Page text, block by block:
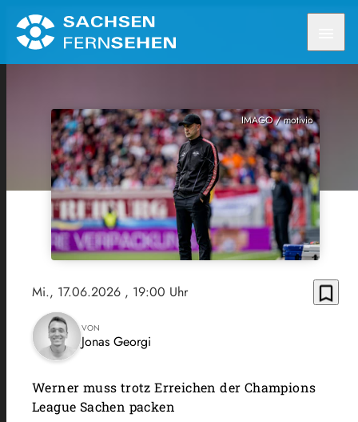
IMAGO / motivio
Mi., 17.06.2026 , 19:00 Uhr bookmark_border
VON
Jonas Georgi
Werner muss trotz Erreichen der Champions
League Sachen packen